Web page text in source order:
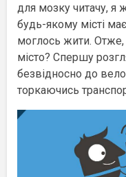
для мозку читачу, я
будь-якому місті
моглось жити. Отже,
місто? Спершу
безвідносно до
торкаючись